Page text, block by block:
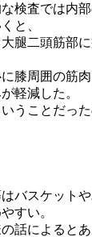
検査では内
と、
腿二頭筋部
膝周囲の筋
軽減した。
うことだっ
バスケット
すい。
話によると